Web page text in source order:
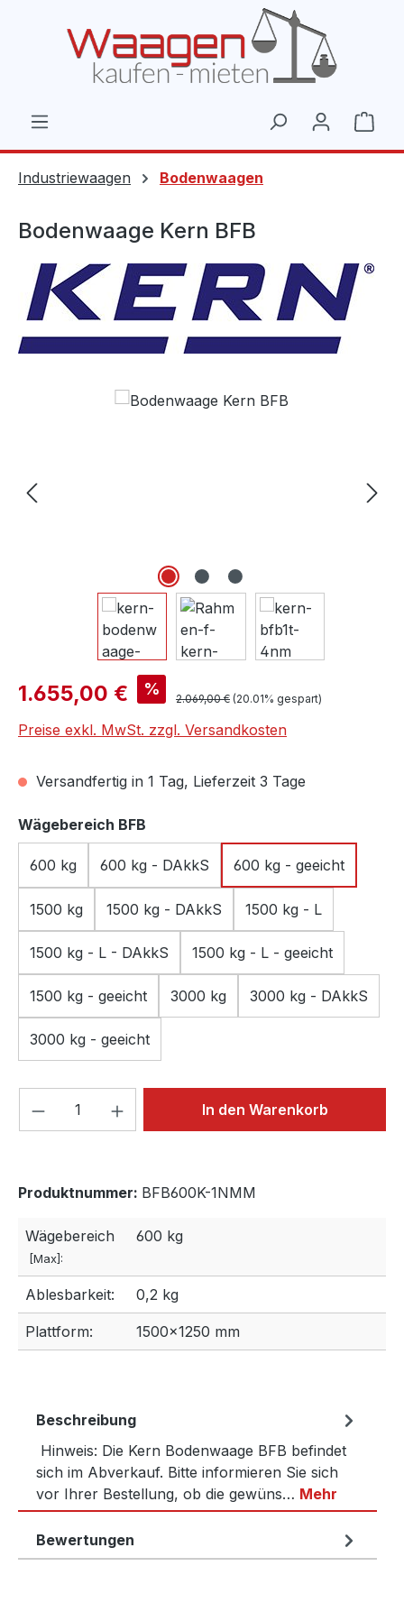
Industriewaagen Bodenwaagen
Bodenwaage Kern BFB
Bildergalerie überspringen
Verkaufspreis:
1.655,00 € % Regulärer Preis:
2.069,00 € (20.01% gespart)
Preise exkl. MwSt. zzgl. Versandkosten
Versandfertig in 1 Tag, Lieferzeit 3 Tage
Wägebereich BFB
600 kg 600 kg - DAkkS 600 kg - geeicht
1500 kg 1500 kg - DAkkS 1500 kg - L
1500 kg - L - DAkkS 1500 kg - L - geeicht
1500 kg - geeicht 3000 kg 3000 kg - DAkkS
3000 kg - geeicht
Produkt Anzahl: Gib denIn den Warenkorb
Produktnummer: BFB600K-1NMM
Wägebereich
[Max]:
600 kg
Ablesbarkeit: 0,2 kg
Plattform: 1500×1250 mm
Beschreibung
Hinweis: Die Kern Bodenwaage BFB befindet
sich im Abverkauf. Bitte informieren Sie sich
vor Ihrer Bestellung, ob die gewüns… Mehr
Bewertungen